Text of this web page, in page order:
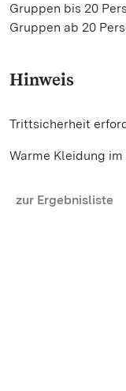
Gruppen bis 20
Gruppen ab 20
Hinweis
Trittsicherheit
Warme Kleidung
zur Ergebnisliste